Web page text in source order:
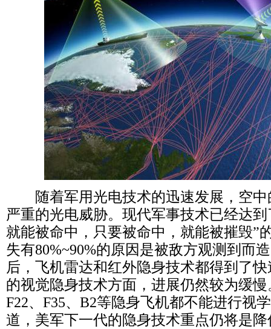
随着军用光电技术的迅速发展，空中
严重的光电威胁。现代军事技术已经达
就能被命中，只要被命中，就能被摧毁”
失有80%~90%的原因是被敌方观测到而
后，飞机雷达和红外隐身技术都得到了
的视觉隐身技术方面，进展仍然较为缓
F22、F35、B2等隐身飞机都不能进行视
道，美军下一代的隐身技术重点仍将是